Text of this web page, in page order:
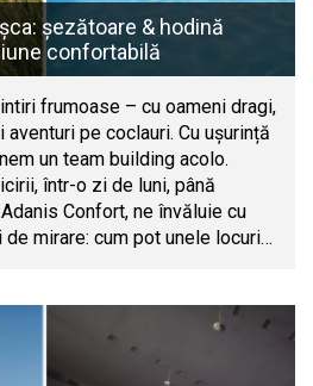
șezătoare & hodină
confortabilă
frumoase – cu oameni dragi,
pe coclauri. Cu ușurință
un team building acolo.
într-o zi de luni, până
Confort, ne învăluie cu
mirare: cum pot unele locuri…